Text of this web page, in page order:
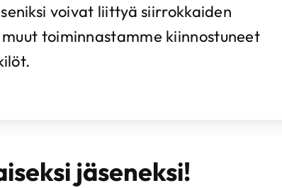
voivat liittyä siirrokkaiden
toiminnastamme kiinnostuneet
jäseneksi!